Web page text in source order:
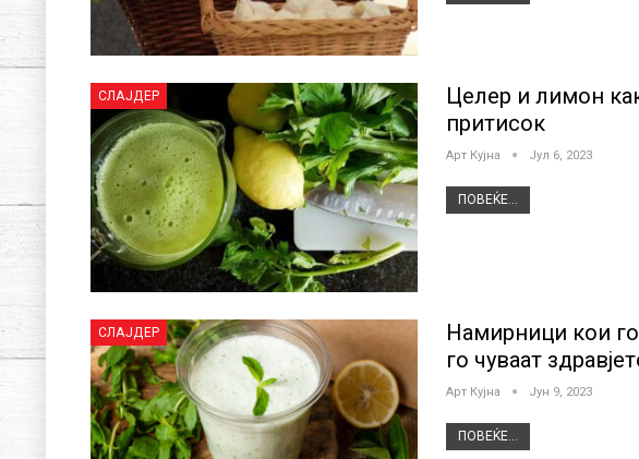
СЛАЈДЕР
Целер и лимон
притисок
Арт Кујна Јул 6, 2023
ПОВЕЌЕ...
СЛАЈДЕР
Намирници кои
го чуваат
Арт Кујна Јун 9, 2023
ПОВЕЌЕ...